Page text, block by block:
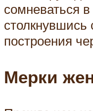
сомневаться
столкнувшись
построения
Мерки